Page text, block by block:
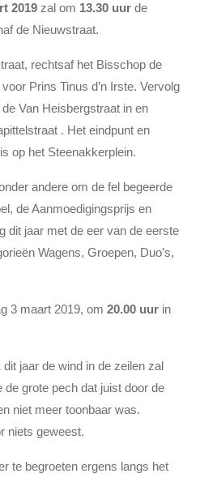
2019 zal om 13.30 uur de
de Nieuwstraat.
rechtsaf het Bisschop de
Prins Tinus d’n Irste. Vervolg
Van Heisbergstraat in en
. Het eindpunt en
op het Steenakkerplein.
andere om de fel begeerde
de Aanmoedigingsprijs en
dit jaar met de eer van de eerste
Wagens, Groepen, Duo’s,
3 maart 2019, om 20.00 uur in
jaar de wind in de zeilen zal
de grote pech dat juist door de
niet meer toonbaar was.
niets geweest.
te begroeten ergens langs het